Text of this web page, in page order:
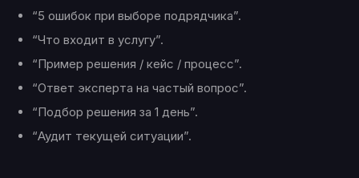
“5 ошибок при выборе подрядчика”.
“Что входит в услугу”.
“Пример решения / кейс / процесс”.
“Ответ эксперта на частый вопрос”.
“Подбор решения за 1 день”.
“Аудит текущей ситуации”.